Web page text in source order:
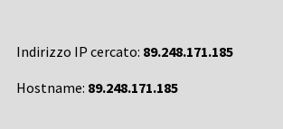
Indirizzo IP cercato: 89.248.171.185
Hostname: 89.248.171.185